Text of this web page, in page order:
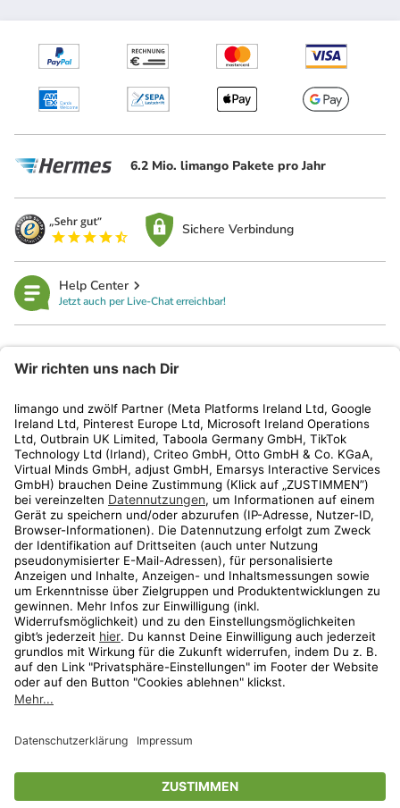
6.2 Mio. limango Pakete pro Jahr
Sichere Verbindung
Help Center
Jetzt auch per Live-Chat erreichbar!
Kundenservice
Shop
Aktionen
Travel
* Streichpreise entsprechen der unverbindlichen Preisempfehlung des